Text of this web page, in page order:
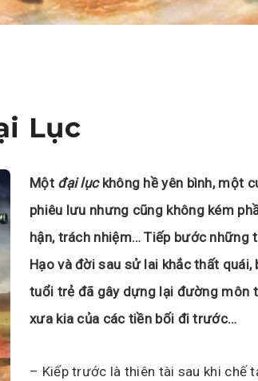
Lục
Một đại lụckhông hề yên bình, một
phiêu lưu nhưng cũng không kém
hận, trách nhiệm… Tiếp bước những
Hạo và đời sau sử lai khắc thất
tuổi trẻ đã gây dựng lại đường môn
xưa kia của các tiền bối đi trước…
– Kiếp trước là thiên tài sau khi chế